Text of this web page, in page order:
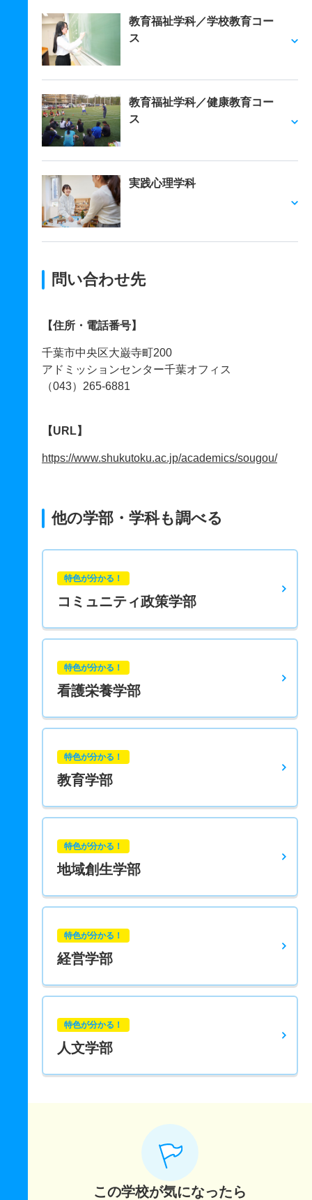
教育福祉学科／学校教育コー
ス
教育福祉学科／健康教育コー
ス
実践心理学科
問い合わせ先
【住所・電話番号】
千葉市中央区大巌寺町200
アドミッションセンター千葉オフィス
（043）265-6881
【URL】
https://www.shukutoku.ac.jp/academics/sougou/
他の学部・学科も調べる
特色が分かる！
コミュニティ政策学部
特色が分かる！
看護栄養学部
特色が分かる！
教育学部
特色が分かる！
地域創生学部
特色が分かる！
経営学部
特色が分かる！
人文学部
この学校が気になったら